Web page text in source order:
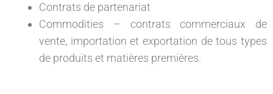
Contrats de partenariat
Commodities – contrats commerciaux de
vente, importation et exportation de tous types
de produits et matières premières.